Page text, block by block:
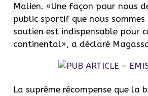
Malien. «Une façon pour nous
public sportif que nous
soutien est indispensable pour
continental», a déclaré
La suprême récompense que la